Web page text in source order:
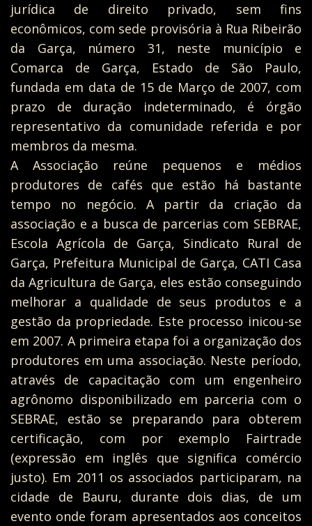
jurídica de direito privado, sem fins
econômicos, com sede provisória à Rua Ribeirão
da Garça, número 31, neste município e
Comarca de Garça, Estado de São Paulo,
fundada em data de 15 de Março de 2007, com
prazo de duração indeterminado, é órgão
representativo da comunidade referida e por
membros da mesma.
A Associação reúne pequenos e médios
produtores de cafés que estão há bastante
tempo no negócio. A partir da criação da
associação e a busca de parcerias com SEBRAE,
Escola Agrícola de Garça, Sindicato Rural de
Garça, Prefeitura Municipal de Garça, CATI Casa
da Agricultura de Garça, eles estão conseguindo
melhorar a qualidade de seus produtos e a
gestão da propriedade. Este processo inicou-se
em 2007. A primeira etapa foi a organização dos
produtores em uma associação. Neste período,
através de capacitação com um engenheiro
agrônomo disponibilizado em parceria com o
SEBRAE, estão se preparando para obterem
certificação, com por exemplo Fairtrade
(expressão em inglês que significa comércio
justo). Em 2011 os associados participaram, na
cidade de Bauru, durante dois dias, de um
evento onde foram apresentados aos conceitos